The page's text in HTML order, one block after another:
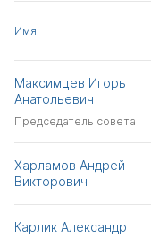
Имя
Максимцев Игорь
Анатольевич
Председатель совета
Харламов Андрей
Викторович
Карлик Александр